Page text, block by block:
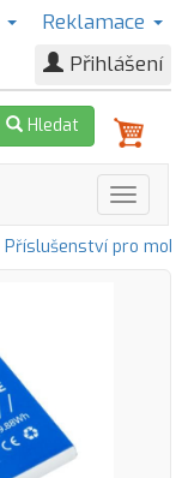
Reklamace
Přihlášení
Hledat
Příslušenství pro